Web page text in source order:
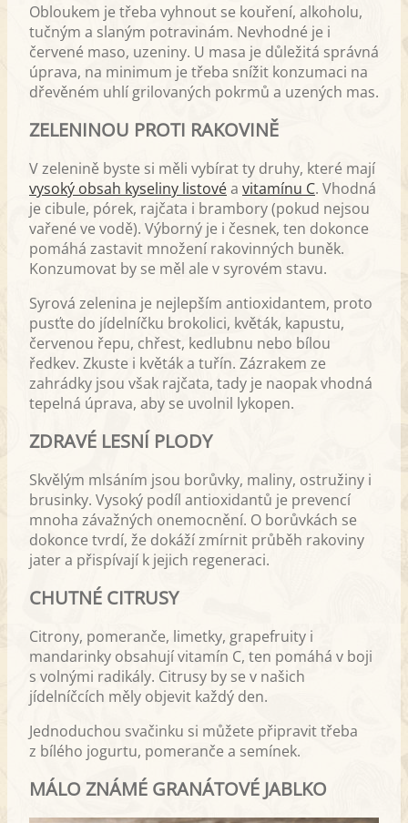
Obloukem je třeba vyhnout se kouření, alkoholu,
tučným a slaným potravinám. Nevhodné je i
červené maso, uzeniny. U masa je důležitá správná
úprava, na minimum je třeba snížit konzumaci na
dřevěném uhlí grilovaných pokrmů a uzených mas.
ZELENINOU PROTI RAKOVINĚ
V zelenině byste si měli vybírat ty druhy, které mají
vysoký obsah kyseliny listovéa vitamínu C. Vhodná
je cibule, pórek, rajčata i brambory (pokud nejsou
vařené ve vodě). Výborný je i česnek, ten dokonce
pomáhá zastavit množení rakovinných buněk.
Konzumovat by se měl ale v syrovém stavu.
Syrová zelenina je nejlepším antioxidantem, proto
pusťte do jídelníčku brokolici, květák, kapustu,
červenou řepu, chřest, kedlubnu nebo bílou
ředkev. Zkuste i květák a tuřín. Zázrakem ze
zahrádky jsou však rajčata, tady je naopak vhodná
tepelná úprava, aby se uvolnil lykopen.
ZDRAVÉ LESNÍ PLODY
Skvělým mlsáním jsou borůvky, maliny, ostružiny i
brusinky. Vysoký podíl antioxidantů je prevencí
mnoha závažných onemocnění. O borůvkách se
dokonce tvrdí, že dokáží zmírnit průběh rakoviny
jater a přispívají k jejich regeneraci.
CHUTNÉ CITRUSY
Citrony, pomeranče, limetky, grapefruity i
mandarinky obsahují vitamín C, ten pomáhá v boji
s volnými radikály. Citrusy by se v našich
jídelníčcích měly objevit každý den.
Jednoduchou svačinku si můžete připravit třeba
z bílého jogurtu, pomeranče a semínek.
MÁLO ZNÁMÉ GRANÁTOVÉ JABLKO